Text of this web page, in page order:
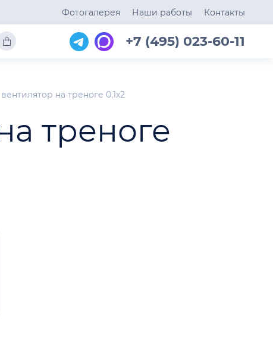
Фотогалерея Наши работы Контакты
+7 (495) 023-60-11
на треноге 0,1х2
треноге